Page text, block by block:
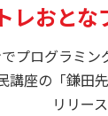
レおと
プログラミン
講座の「鎌田
リリー